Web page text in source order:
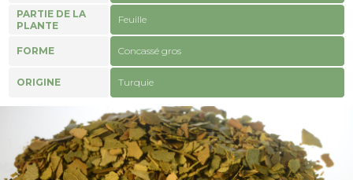
PARTIE DE LA
PLANTE
Feuille
FORME Concassé gros
ORIGINE Turquie